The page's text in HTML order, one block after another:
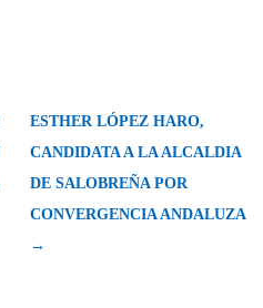
ESTHER LÓPEZ HARO,
CANDIDATA A LA ALCALDIA
DE SALOBREÑA POR
CONVERGENCIA ANDALUZA
→